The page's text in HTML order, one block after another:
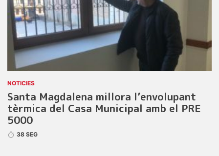
NOTICIES
Santa Magdalena millora l’envolupant
tèrmica del Casa Municipal amb el PRE
5000
38 SEG